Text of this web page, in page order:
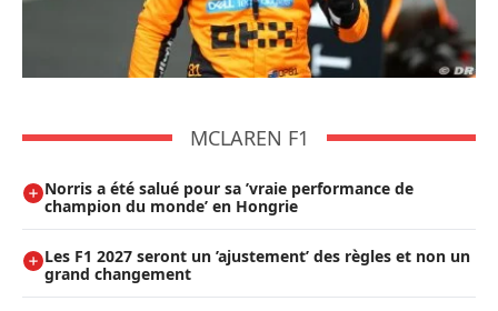
MCLAREN F1
Norris a été salué pour sa ’vraie performance de
champion du monde’ en Hongrie
Les F1 2027 seront un ’ajustement’ des règles et non un
grand changement